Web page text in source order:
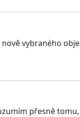
vybraného
přesně